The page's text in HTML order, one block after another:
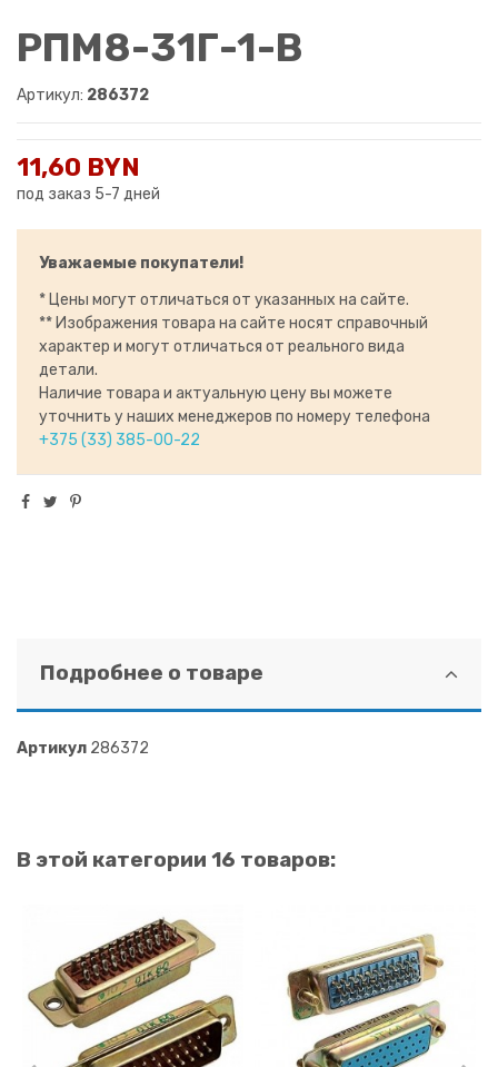
РПМ8-31Г-1-В
Артикул: 286372
11,60 BYN
под заказ 5-7 дней
Уважаемые покупатели!
* Цены могут отличаться от указанных на сайте.
** Изображения товара на сайте носят справочный
характер и могут отличаться от реального вида
детали.
Наличие товара и актуальную цену вы можете
уточнить у наших менеджеров по номеру телефона
+375 (33) 385-00-22
Подробнее о товаре
Артикул 286372
В этой категории 16 товаров: